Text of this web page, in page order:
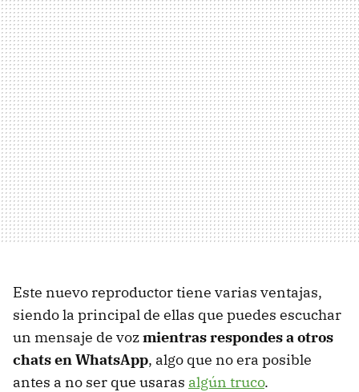
Este nuevo reproductor tiene varias ventajas,
siendo la principal de ellas que puedes escuchar
un mensaje de vozmientras respondes a otros
chats en WhatsApp, algo que no era posible
antes a no ser que usaras algún truco.